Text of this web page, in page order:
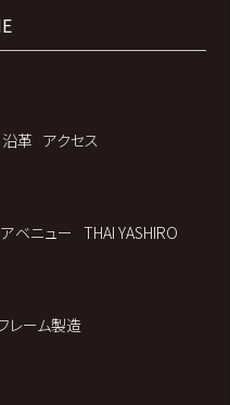
沿革 アクセス
アベニュー THAI YASHIRO
レーム製造